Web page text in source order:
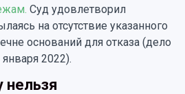
Суд удовлетворил
на отсутствие указанного
оснований для отказа (дело
2022).
нельзя